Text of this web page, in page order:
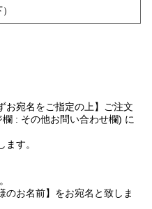
宛名をご指定の上】ご注文
: その他お問い合わせ欄) に
す。
お名前】をお宛名と致しま